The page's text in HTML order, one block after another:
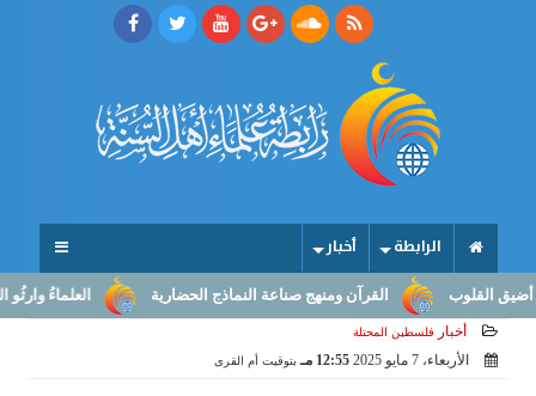
الرابطة أخبار
العلماءُ وارثُو القرآن ومنهج صناعة النماذج الحضارية
أخبار فلسطين المحتلة
الأربعاء، 7 مايو 2025 12:55 مـ بتوقيت أم القرى